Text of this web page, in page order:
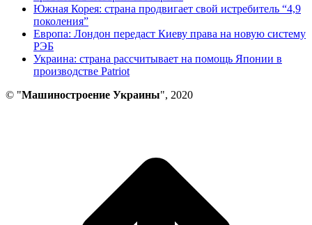
Южная Корея: страна продвигает свой истребитель “4,9
поколения”
Европа: Лондон передаст Киеву права на новую систему
РЭБ
Украина: страна рассчитывает на помощь Японии в
производстве Patriot
© "Машиностроение Украины", 2020